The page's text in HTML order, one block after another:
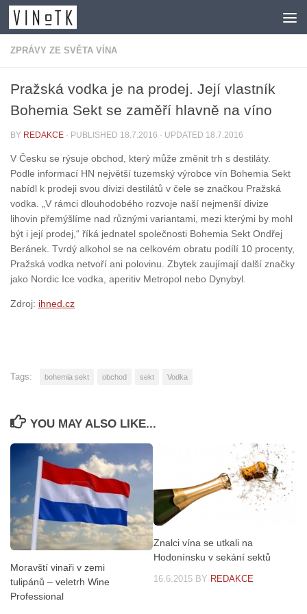
Skip to content
ZPRÁVY ZE SVĚTA VÍNA
Pražská vodka je na prodej. Její vlastník
Bohemia Sekt se zaměří hlavně na víno
BY REDAKCE · PUBLISHED 18.7.2016 · UPDATED 18.7.2016
V Česku se rýsuje obchod, který může změnit trh s destiláty.
Podle informací HN největší tuzemský výrobce vín Bohemia Sekt
nabídl k prodeji svou divizi destilátů v čele se značkou Pražská
vodka. „V rámci dlouhodobého rozvoje naší nejmenší divize
lihovin přemýšlíme nad různými variantami, mezi kterými by mohl
být i její prodej,“ říká jednatel společnosti Bohemia Sekt Ondřej
Beránek. Tvrdý alkohol se na celkovém obratu podílí 10 procenty,
Pražská vodka netvoří ani polovinu. Zbytek zaujímají další značky
jako Nordic Ice vodka, aperitiv Metropol nebo Dynybyl.
Zdroj: ihned.cz
Tags: bohemia sekt obchod sekt Vodka
YOU MAY ALSO LIKE...
Moravští vinaři v zemi
tulipánů – veletrh Wine
Professional
Znalci vína se utkali na
Hodonínsku v sekání sektů
16.6.2015 BY REDAKCE